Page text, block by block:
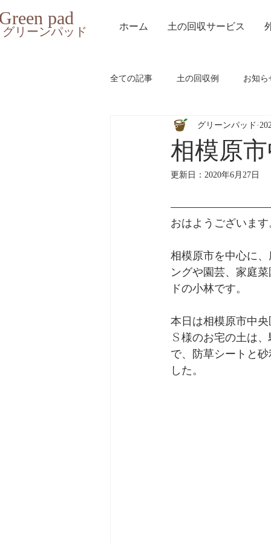
グリーンパッド
pad ホーム 土の回収サービス
全ての記事 土の回収例 お知ら
相模原
グリーンパッド
更新日： 2020年6月27日
おはようございます
相模原市を中心に
ングや園芸、家庭
ドの小林です。
本日は相模原市中
Ｓ様のお宅の土は
で、防草シートと
した。